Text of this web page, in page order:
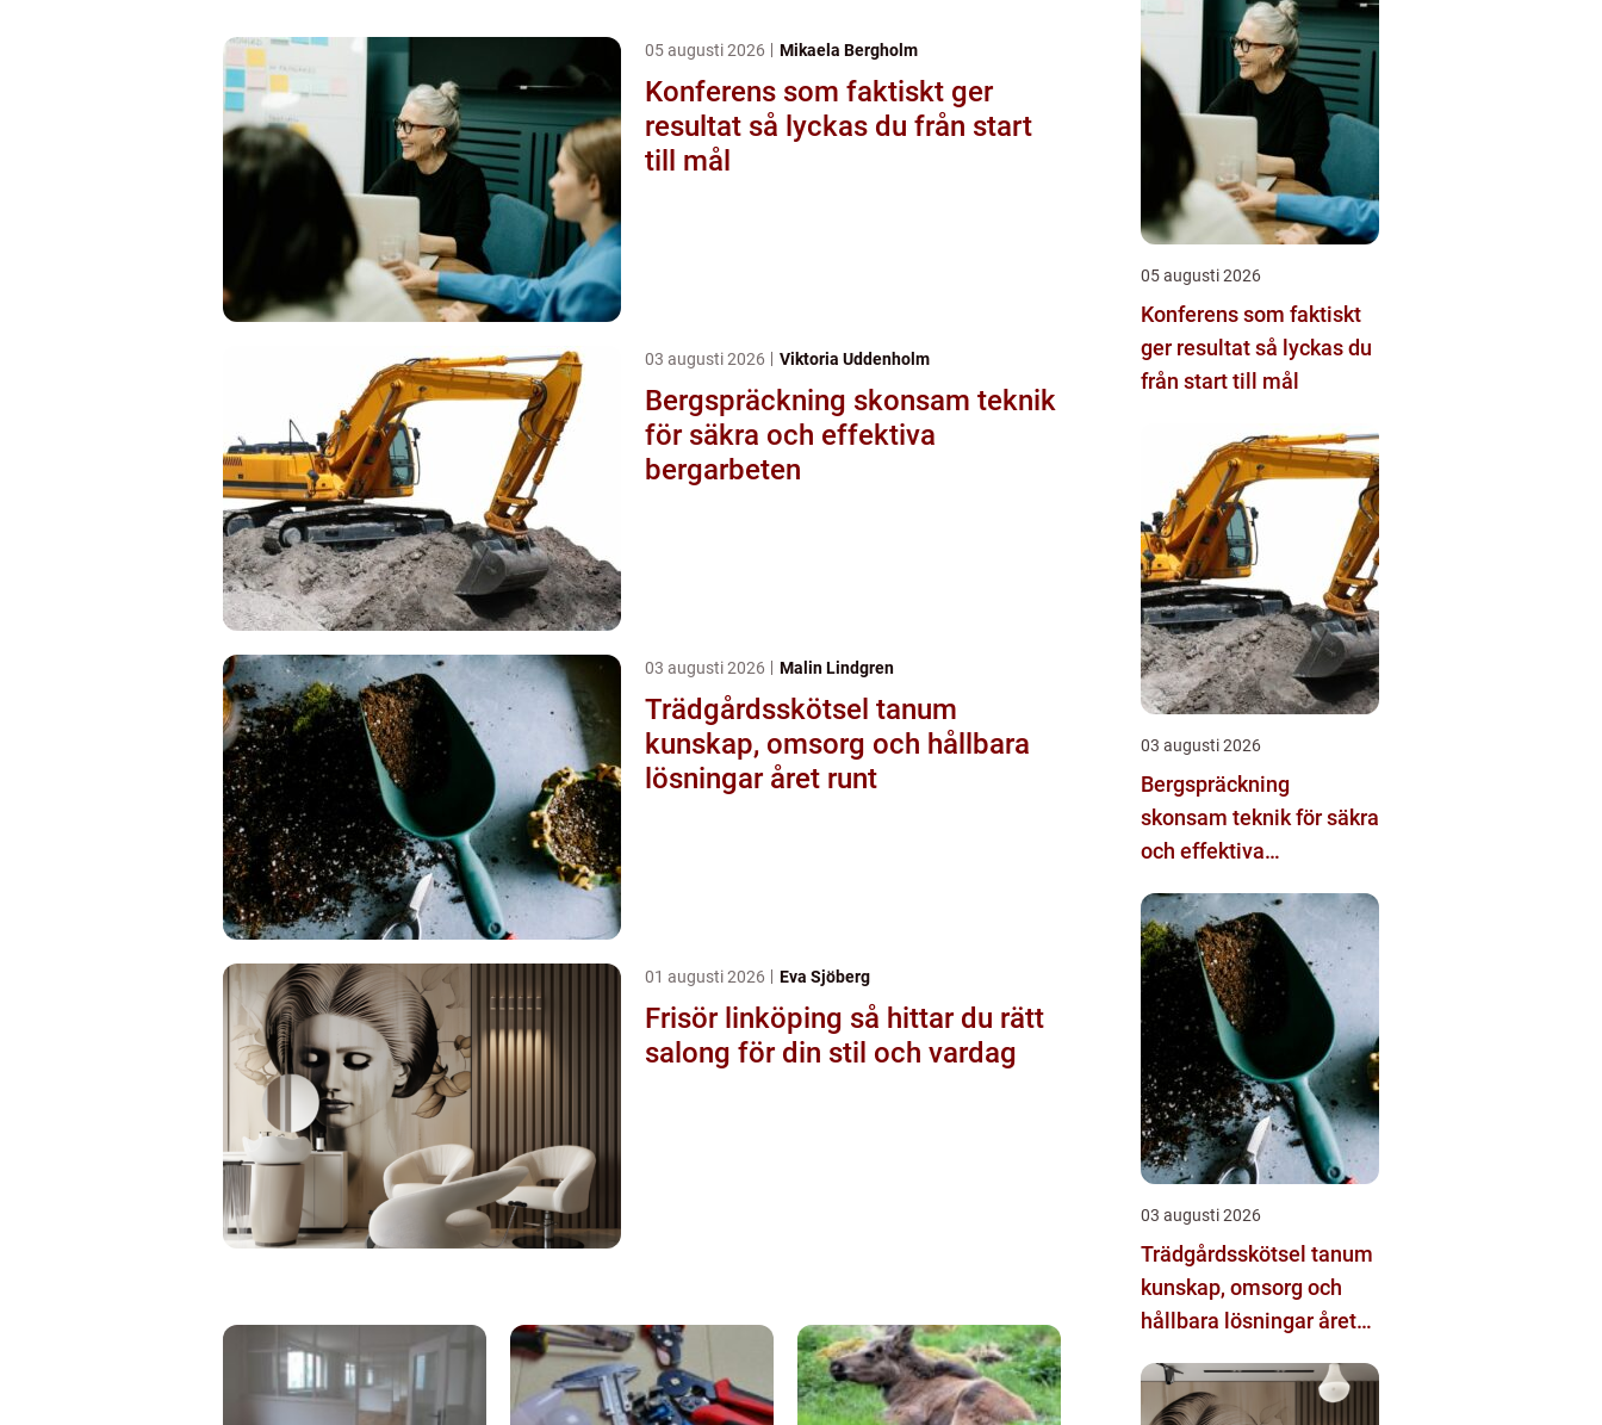
05 augusti 2026 Mikaela Bergholm
Konferens som faktiskt ger
resultat så lyckas du från start
till mål
03 augusti 2026 Viktoria Uddenholm
Bergspräckning skonsam teknik
för säkra och effektiva
bergarbeten
03 augusti 2026 Malin Lindgren
Trädgårdsskötsel tanum
kunskap, omsorg och hållbara
lösningar året runt
01 augusti 2026 Eva Sjöberg
Frisör linköping så hittar du rätt
salong för din stil och vardag
05 augusti 2026
Konferens som faktiskt
ger resultat så lyckas du
från start till mål
03 augusti 2026
Bergspräckning
skonsam teknik för säkra
och effektiva
03 augusti 2026
Trädgårdsskötsel tanum
kunskap, omsorg och
hållbara lösningar året